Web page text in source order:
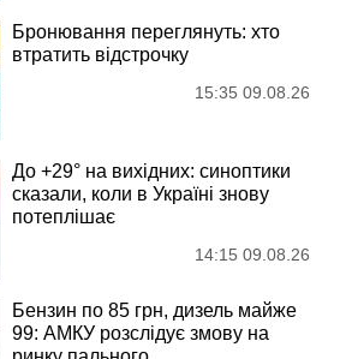
Бронювання переглянуть: хто
втратить відстрочку
15:35 09.08.26
До +29° на вихідних: синоптики
сказали, коли в Україні знову
потеплішає
14:15 09.08.26
Бензин по 85 грн, дизель майже
99: АМКУ розслідує змову на